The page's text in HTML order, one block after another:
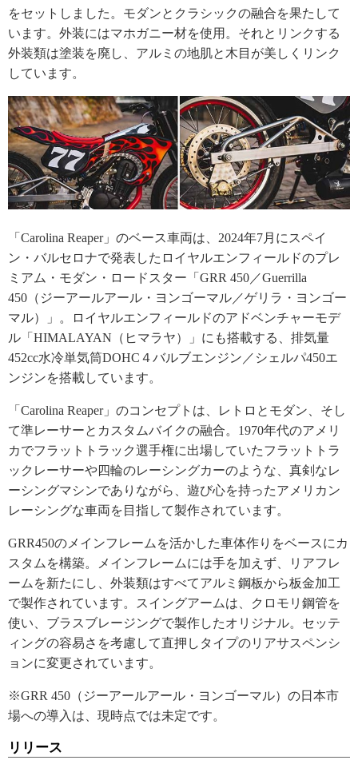
をセットしました。モダンとクラシックの融合を果たして
います。外装にはマホガニー材を使用。それとリンクする
外装類は塗装を廃し、アルミの地肌と木目が美しくリンク
しています。
「Carolina Reaper」のベース車両は、2024年7月にスペイ
ン・バルセロナで発表したロイヤルエンフィールドのプレ
ミアム・モダン・ロードスター「GRR 450／Guerrilla
450（ジーアールアール・ヨンゴーマル／ゲリラ・ヨンゴー
マル）」。ロイヤルエンフィールドのアドベンチャーモデ
ル「HIMALAYAN（ヒマラヤ）」にも搭載する、排気量
452cc水冷単気筒DOHC４バルブエンジン／シェルパ450エ
ンジンを搭載しています。
「Carolina Reaper」のコンセプトは、レトロとモダン、そし
て準レーサーとカスタムバイクの融合。1970年代のアメリ
カでフラットトラック選手権に出場していたフラットトラ
ックレーサーや四輪のレーシングカーのような、真剣なレ
ーシングマシンでありながら、遊び心を持ったアメリカン
レーシングな車両を目指して製作されています。
GRR450のメインフレームを活かした車体作りをベースにカ
スタムを構築。メインフレームには手を加えず、リアフレ
ームを新たにし、外装類はすべてアルミ鋼板から板金加工
で製作されています。スイングアームは、クロモリ鋼管を
使い、ブラスブレージングで製作したオリジナル。セッテ
ィングの容易さを考慮して直押しタイプのリアサスペンシ
ョンに変更されています。
※GRR 450（ジーアールアール・ヨンゴーマル）の日本市
場への導入は、現時点では未定です。
リリース